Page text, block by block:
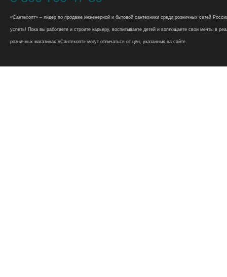
«Сантехопт» – лидер по продаже инженерной и бытовой сантехники среди розничных сетей
успеть! Пока вы работаете и строите карьеру, воспитываете детей и воплощаете свои мечты в
розничных магазинах «Сантехопт» могут отличаться от цен, указанных на сайте.